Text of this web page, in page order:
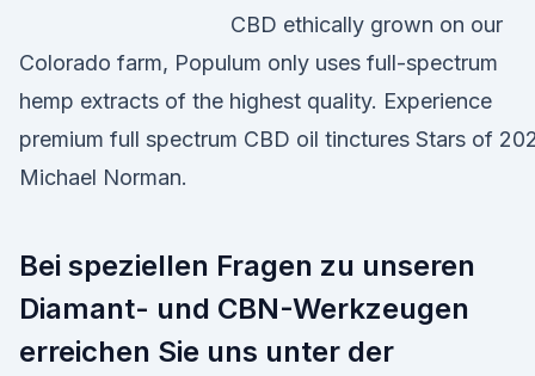
CBD ethically grown on our
Colorado farm, Populum only uses full-spectrum
hemp extracts of the highest quality. Experience
premium full spectrum CBD oil tinctures Stars of
Michael Norman.
Bei speziellen Fragen zu unseren
Diamant- und CBN-Werkzeugen
erreichen Sie uns unter der